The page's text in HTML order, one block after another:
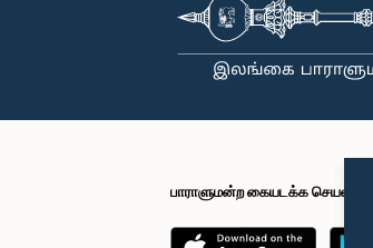
பாராளுமன்ற கையடக்க செயலி